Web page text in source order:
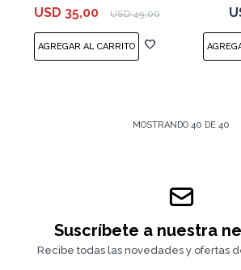
USD 35,00 USD 49,00
MOSTRANDO 40 DE 40
Suscríbete a nuestra
Recibe todas las novedades y ofertas